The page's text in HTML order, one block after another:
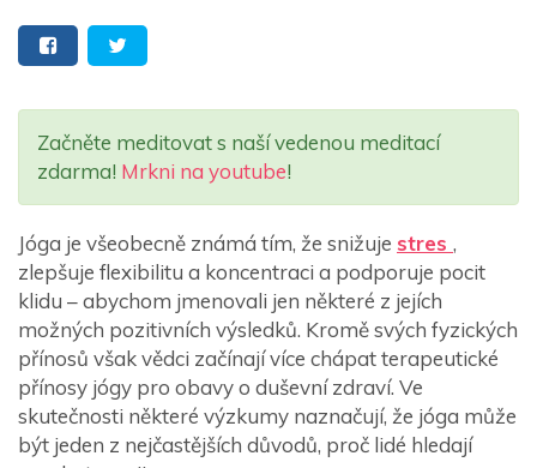
Začněte meditovat s naší vedenou meditací
zdarma! Mrkni na youtube!
Jóga je všeobecně známá tím, že snižuje stres ,
zlepšuje flexibilitu a koncentraci a podporuje pocit
klidu – abychom jmenovali jen některé z jejích
možných pozitivních výsledků. Kromě svých fyzických
přínosů však vědci začínají více chápat terapeutické
přínosy jógy pro obavy o duševní zdraví. Ve
skutečnosti některé výzkumy naznačují, že jóga může
být jeden z nejčastějších důvodů, proč lidé hledají